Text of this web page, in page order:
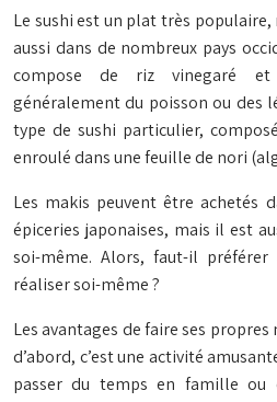
Le sushi est un plat très
aussi dans de nombreux pays
compose de riz vinegaré
généralement du poisson ou des
type de sushi particulier,
enroulé dans une feuille de nori
Les makis peuvent être achetés
épiceries japonaises, mais il est
soi-même. Alors, faut-il
réaliser soi-même ?
Les avantages de faire ses
d’abord, c’est une activité
passer du temps en famille ou